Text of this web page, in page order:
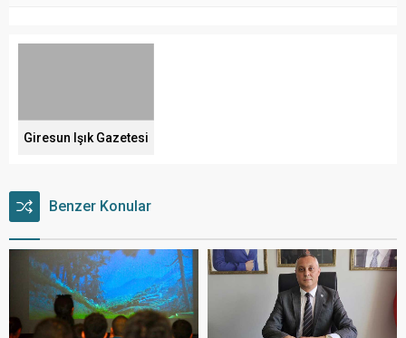
Giresun Işık Gazetesi
Benzer Konular